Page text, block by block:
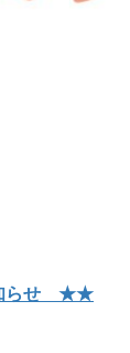
らせ ★★